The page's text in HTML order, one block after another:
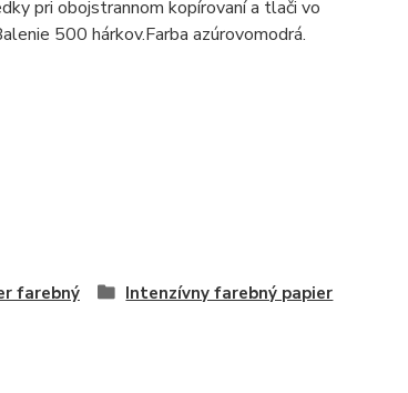
pri obojstrannom kopírovaní a tlači vo
500 hárkov.Farba azúrovomodrá.
farebný Intenzívny farebný papier